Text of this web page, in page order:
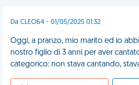
Da CLEO64 - 01/05/2025 01:32
Oggi, a pranzo, mio marito ed io
nostro figlio di 3 anni per aver
categorico: non stava cantando,